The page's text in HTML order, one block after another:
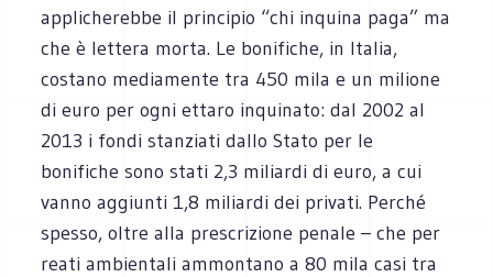
applicherebbe il principio “chi inquina paga” ma
che è lettera morta. Le bonifiche, in Italia,
costano mediamente tra 450 mila e un milione
di euro per ogni ettaro inquinato: dal 2002 al
2013 i fondi stanziati dallo Stato per le
bonifiche sono stati 2,3 miliardi di euro, a cui
vanno aggiunti 1,8 miliardi dei privati. Perché
spesso, oltre alla prescrizione penale – che per
reati ambientali ammontano a 80 mila casi tra